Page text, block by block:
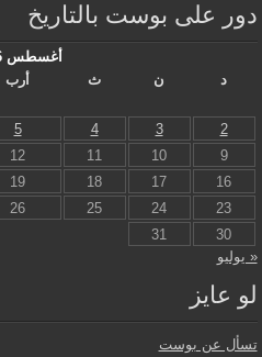
دور على بوست بالتاريخ
أغسطس 2026
د
ن ث أرب
2
3
4
5
9
10
11
12
16
17
18
19
23
24
25
26
30
31
« يوليو
لو عايز
تسأل عن بوست